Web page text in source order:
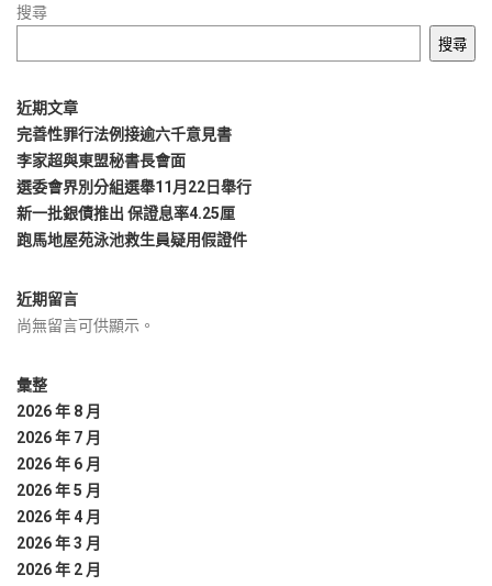
搜尋
搜尋
近期文章
完善性罪行法例接逾六千意見書
李家超與東盟秘書長會面
選委會界別分組選舉11月22日舉行
新一批銀債推出 保證息率4.25厘
跑馬地屋苑泳池救生員疑用假證件
近期留言
尚無留言可供顯示。
彙整
2026 年 8 月
2026 年 7 月
2026 年 6 月
2026 年 5 月
2026 年 4 月
2026 年 3 月
2026 年 2 月